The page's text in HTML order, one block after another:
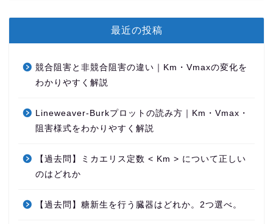
最近の投稿
競合阻害と非競合阻害の違い｜Km・Vmaxの変化を
わかりやすく解説
Lineweaver-Burkプロットの読み方｜Km・Vmax・
阻害様式をわかりやすく解説
【過去問】ミカエリス定数 < Km > について正しい
のはどれか
【過去問】糖新生を行う臓器はどれか。2つ選べ。